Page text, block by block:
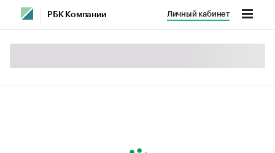
РБК Компании Личный кабинет